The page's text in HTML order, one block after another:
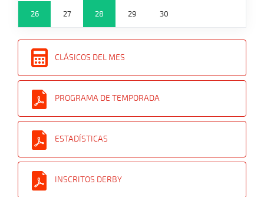
26 27 28 29 30
CLÁSICOS DEL MES
PROGRAMA DE TEMPORADA
ESTADÍSTICAS
INSCRITOS DERBY